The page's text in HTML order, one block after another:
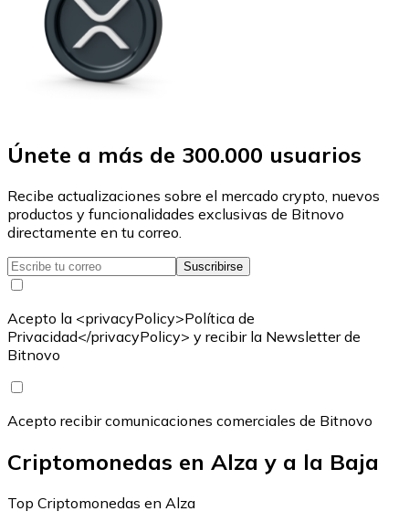
Únete a más de 300.000 usuarios
Recibe actualizaciones sobre el mercado crypto, nuevos
productos y funcionalidades exclusivas de Bitnovo
directamente en tu correo.
Suscribirse
Acepto la <privacyPolicy>Política de
Privacidad</privacyPolicy> y recibir la Newsletter de
Bitnovo
Acepto recibir comunicaciones comerciales de Bitnovo
Criptomonedas en Alza y a la Baja
Top Criptomonedas en Alza